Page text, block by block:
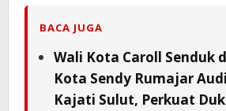
BACA JUGA
Wali Kota Caroll Senduk
Kota Sendy Rumajar
Kajati Sulut, Perkuat